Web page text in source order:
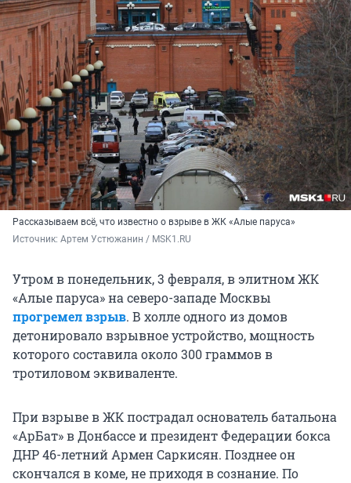
Рассказываем всё, что известно о взрыве в ЖК «Алые паруса»
Источник: Артем Устюжанин / MSK1.RU
Утром в понедельник, 3 февраля, в элитном ЖК
«Алые паруса» на северо-западе Москвы
прогремел взрыв. В холле одного из домов
детонировало взрывное устройство, мощность
которого составила около 300 граммов в
тротиловом эквиваленте.
При взрыве в ЖК пострадал основатель батальона
«АрБат» в Донбассе и президент Федерации бокса
ДНР 46-летний Армен Саркисян. Позднее он
скончался в коме, не приходя в сознание. По